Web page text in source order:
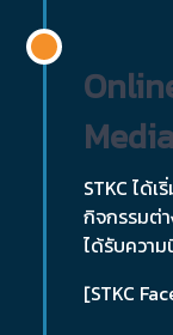
Media
STKC ได้
กิจกรรมต่
ได้รับควา
[STKC